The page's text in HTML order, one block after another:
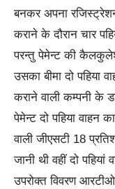
बनकर अपना
कराने के दौरान चार
परन्तु पेमेन्ट की
उसका बीमा दो पहिया
कराने वाली कम्पनी के
पेमेन्ट दो पहिया वाहन
वाली जीएसटी 18
जानी थी वहीं दो
उपरोक्त विवरण आरटीओ